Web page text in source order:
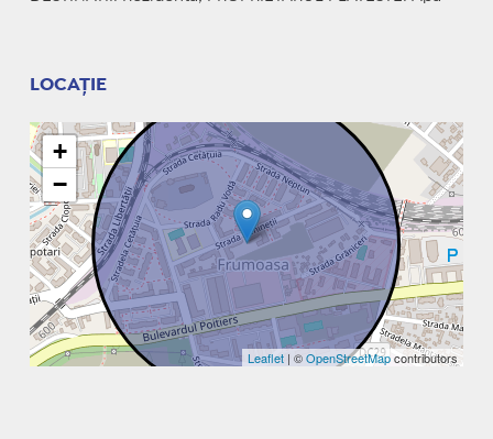
LOCAȚIE
+
−
Leaflet | ©OpenStreetMapcontributors